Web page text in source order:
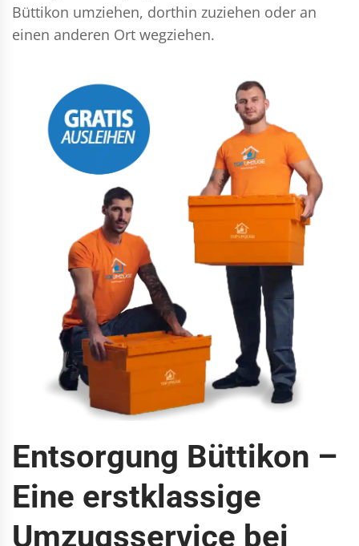
Büttikon umziehen, dorthin zuziehen oder an
einen anderen Ort wegziehen.
Entsorgung Büttikon –
Eine erstklassige
Umzugsservice bei